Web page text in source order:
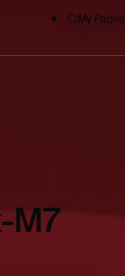
My Pages
M7